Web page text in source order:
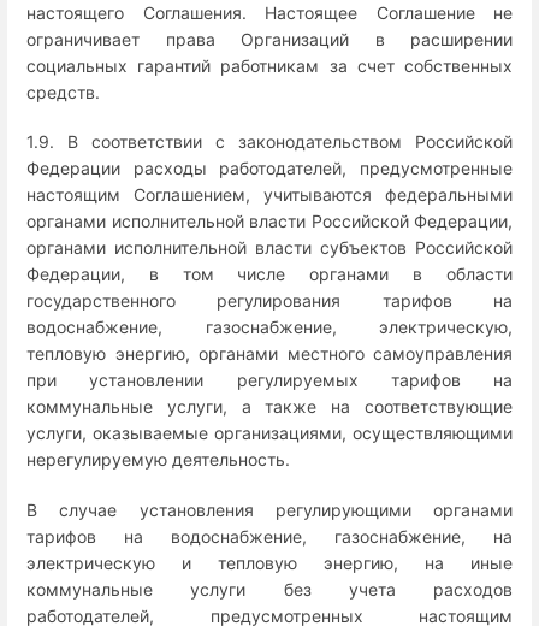
настоящего Соглашения. Настоящее Соглашение не
ограничивает права Организаций в расширении
социальных гарантий работникам за счет собственных
средств.
1.9. В соответствии с законодательством Российской
Федерации расходы работодателей, предусмотренные
настоящим Соглашением, учитываются федеральными
органами исполнительной власти Российской Федерации,
органами исполнительной власти субъектов Российской
Федерации, в том числе органами в области
государственного регулирования тарифов на
водоснабжение, газоснабжение, электрическую,
тепловую энергию, органами местного самоуправления
при установлении регулируемых тарифов на
коммунальные услуги, а также на соответствующие
услуги, оказываемые организациями, осуществляющими
нерегулируемую деятельность.
В случае установления регулирующими органами
тарифов на водоснабжение, газоснабжение, на
электрическую и тепловую энергию, на иные
коммунальные услуги без учета расходов
работодателей, предусмотренных настоящим